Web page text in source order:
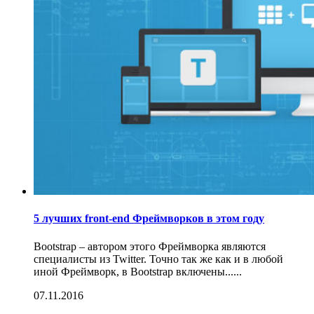
5 лучших front-end Фреймворков в этом году
Bootstrap – автором этого Фреймворка являются
специалисты из Twitter. Точно так же как и в любой
иной Фреймворк, в Bootstrap включены......
07.11.2016